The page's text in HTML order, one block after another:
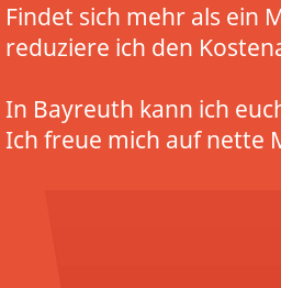
Findet sich mehr als ein
reduziere ich den
In Bayreuth kann ich
Ich freue mich auf nette